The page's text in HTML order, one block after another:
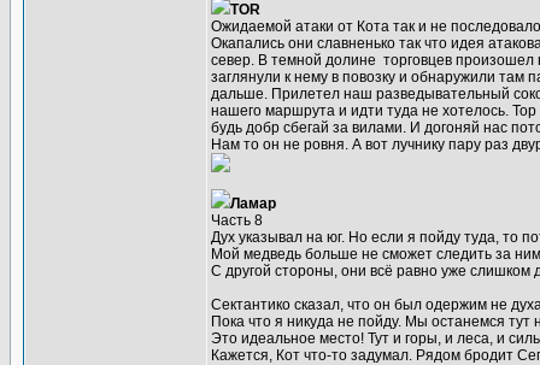
TOR
Ожидаемой атаки от Кота так и не
Окапались они славненько так что идея
север. В темной долине торговцев
заглянули к нему в повозку и обнаружили там
дальше. Прилетел наш разведывательный
нашего маршрута и идти туда не хотелось.
будь добр сбегай за вилами. И догоняй нас
Нам то он не ровня. А вот лучнику пару раз
Ламар
Часть 8
Дух указывал на юг. Но если я пойду туда, то
Мой медведь больше не сможет следить за
С другой стороны, они всё равно уже слишком
Сектантико сказал, что он был одержим не
Пока что я никуда не пойду. Мы останемся тут
Это идеальное место! Тут и горы, и леса, и
Кажется, Кот что-то задумал. Рядом бродит